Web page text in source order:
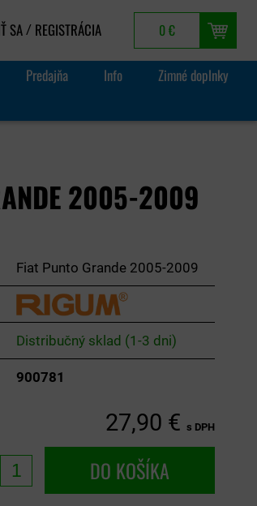
SA / REGISTRÁCIA 0 €
Predajňa Info
Zimné doplnky
2005-2009
Fiat Punto Grande 2005-2009
Distribučný sklad (1-3 dni)
900781
27,90 € s DPH
DO KOŠÍKA